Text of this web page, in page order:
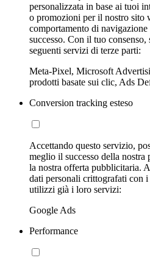
personalizzata in base ai tuoi
o promozioni per il nostro sito
comportamento di
successo. Con il tuo
seguenti servizi di terze parti:
Meta-Pixel, Microsoft
prodotti basate sui clic, Ads
Conversion tracking esteso
Accettando questo servizio,
meglio il successo della
la nostra offerta pubblicitaria.
dati personali crittografati con
utilizzi già i loro servizi:
Google Ads
Performance